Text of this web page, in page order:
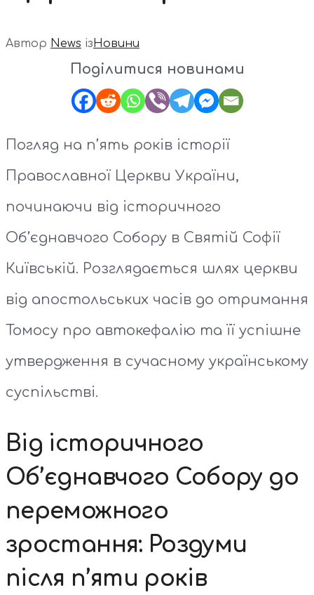
Автор News ізНовини
Поділитися новинами
Погляд на п’ять років історії
Православної Церкви України,
починаючи від історичного
Об’єднавчого Собору в Святій Софії
Київській. Розглядається шлях церкви
від апостольських часів до отримання
Томосу про автокефалію та її успішне
утвердження в сучасному українському
суспільстві.
Від історичного
Об’єднавчого Собору до
переможного
зростання: Роздуми
після п’яти років